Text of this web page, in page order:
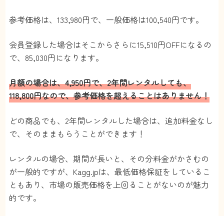
参考価格は、133,980円で、一般価格は100,540円です。
会員登録した場合はそこからさらに15,510円OFFになるの
で、85,030円になります。
月額の場合は、4,950円で、2年間レンタルしても、
118,800円なので、参考価格を超えることはありません！
どの商品でも、2年間レンタルした場合は、追加料金なし
で、そのままもらうことができます！
レンタルの場合、期間が長いと、その分料金がかさむの
が一般的ですが、Kagg.jpは、最低価格保証をしているこ
ともあり、市場の販売価格を上回ることがないのが魅力
的です。